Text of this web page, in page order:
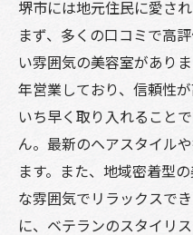
に
美容室選びで大
の軸
堺市の美容室で特別
リラックスでき
堺市の美容室で
特別な日を彩る
美容室でのひと
堺市には地元住民に愛さ
まず、多くの口コミで高
い雰囲気の美容室があり
年営業しており、信頼性
いち早く取り入れること
ん。最新のヘアスタイル
ます。また、地域密着型
な雰囲気でリラックスで
に、ベテランのスタイリ